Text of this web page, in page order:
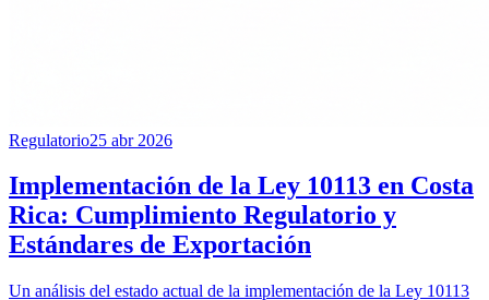
Regulatorio25 abr 2026
Implementación de la Ley 10113 en Costa
Rica: Cumplimiento Regulatorio y
Estándares de Exportación
Un análisis del estado actual de la implementación de la Ley 10113